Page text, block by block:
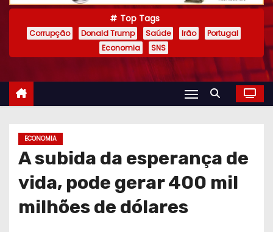
Top Tags
Corrupção Donald Trump Saúde Irão
Portugal
Economia
SNS
ECONOMIA
A subida da esperança de
vida, pode gerar 400 mil
milhões de dólares